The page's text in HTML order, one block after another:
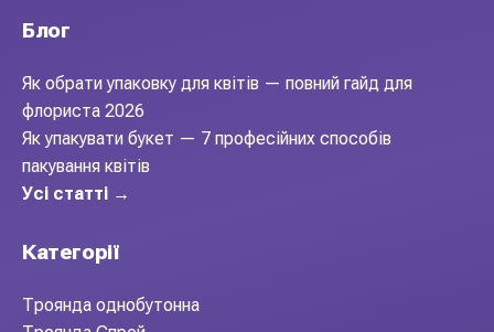
Блог
Як обрати упаковку для квітів — повний гайд для
флориста 2026
Як упакувати букет — 7 професійних способів
пакування квітів
Усі статті →
Категорії
Троянда однобутонна